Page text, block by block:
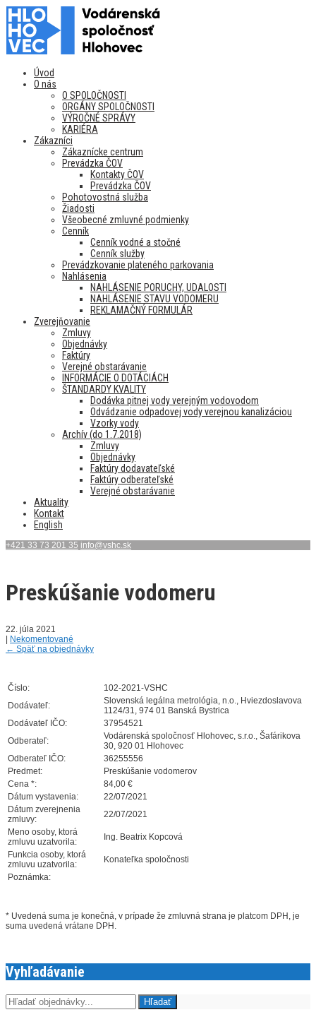
Úvod
O nás
O SPOLOČNOSTI
ORGÁNY SPOLOČNOSTI
VÝROČNÉ SPRÁVY
KARIÉRA
Zákazníci
Zákaznícke centrum
Prevádzka ČOV
Kontakty ČOV
Prevádzka ČOV
Pohotovostná služba
Žiadosti
Všeobecné zmluvné podmienky
Cenník
Cenník vodné a stočné
Cenník služby
Prevádzkovanie plateného parkovania
Nahlásenia
NAHLÁSENIE PORUCHY, UDALOSTI
NAHLÁSENIE STAVU VODOMERU
REKLAMAČNÝ FORMULÁR
Zverejňovanie
Zmluvy
Objednávky
Faktúry
Verejné obstarávanie
INFORMÁCIE O DOTÁCIÁCH
ŠTANDARDY KVALITY
Dodávka pitnej vody verejným vodovodom
Odvádzanie odpadovej vody verejnou kanalizáciou
Vzorky vody
Archív (do 1.7.2018)
Zmluvy
Objednávky
Faktúry dodavateľské
Faktúry odberateľské
Verejné obstarávanie
Aktuality
Kontakt
English
+421 33 73 201 35 info@vshc.sk
Preskúšanie vodomeru
22. júla 2021
Nekomentované
← Späť na objednávky
Číslo:
102-2021-VSHC
Dodávateľ:
Slovenská legálna metrológia, n.o., Hviezdoslavova
1124/31, 974 01 Banská Bystrica
Dodávateľ IČO:
37954521
Odberateľ:
Vodárenská spoločnosť Hlohovec, s.r.o., Šafárikova
30, 920 01 Hlohovec
Odberateľ IČO:
36255556
Predmet:
Preskúšanie vodomerov
Cena *:
84,00 €
Dátum vystavenia:
22/07/2021
Dátum zverejnenia
zmluvy:
22/07/2021
Meno osoby, ktorá
zmluvu uzatvorila:
Ing. Beatrix Kopcová
Funkcia osoby, ktorá
zmluvu uzatvorila:
Konateľka spoločnosti
Poznámka:
* Uvedená suma je konečná, v prípade že zmluvná strana je platcom DPH, je
suma uvedená vrátane DPH.
Vyhľadávanie